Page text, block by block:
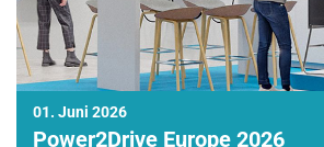
01. Juni 2026
Power2Drive Europe 2026